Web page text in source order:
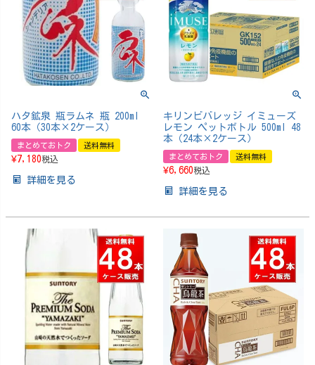
ハタ鉱泉 瓶ラムネ 瓶 200ml
60本（30本×2ケース）
まとめておトク 送料無料
¥7,180税込
詳細を見る
キリンビバレッジ イミューズ
レモン ペットボトル 500ml 48
本（24本×2ケース）
まとめておトク 送料無料
¥6,660税込
詳細を見る